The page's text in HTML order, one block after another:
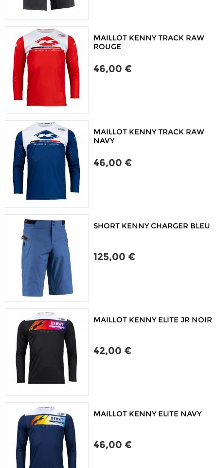
MAILLOT KENNY TRACK RAW
ROUGE
46,00 €
MAILLOT KENNY TRACK RAW
NAVY
46,00 €
SHORT KENNY CHARGER BLEU
125,00 €
MAILLOT KENNY ELITE JR NOIR
42,00 €
MAILLOT KENNY ELITE NAVY
46,00 €